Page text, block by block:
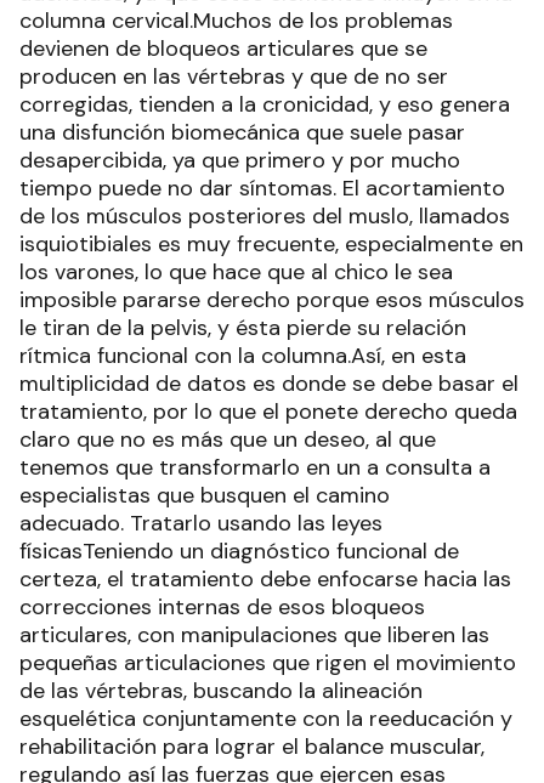
columna cervical.Muchos de los problemas
devienen de bloqueos articulares que se
producen en las vértebras y que de no ser
corregidas, tienden a la cronicidad, y eso genera
una disfunción biomecánica que suele pasar
desapercibida, ya que primero y por mucho
tiempo puede no dar síntomas. El acortamiento
de los músculos posteriores del muslo, llamados
isquiotibiales es muy frecuente, especialmente en
los varones, lo que hace que al chico le sea
imposible pararse derecho porque esos músculos
le tiran de la pelvis, y ésta pierde su relación
rítmica funcional con la columna.Así, en esta
multiplicidad de datos es donde se debe basar el
tratamiento, por lo que el ponete derecho queda
claro que no es más que un deseo, al que
tenemos que transformarlo en un a consulta a
especialistas que busquen el camino
adecuado. Tratarlo usando las leyes
físicasTeniendo un diagnóstico funcional de
certeza, el tratamiento debe enfocarse hacia las
correcciones internas de esos bloqueos
articulares, con manipulaciones que liberen las
pequeñas articulaciones que rigen el movimiento
de las vértebras, buscando la alineación
esquelética conjuntamente con la reeducación y
rehabilitación para lograr el balance muscular,
regulando así las fuerzas que ejercen esas